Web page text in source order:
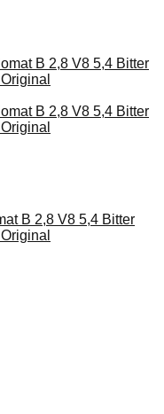
B 2,8 V8 5,4 Bitter